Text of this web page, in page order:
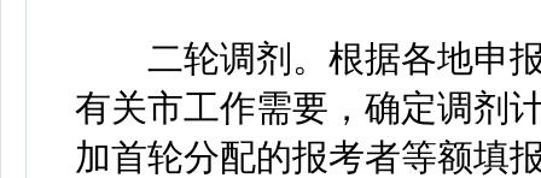
二轮调剂。根据各地申报
有关市工作需要，确定调剂
加首轮分配的报考者等额填